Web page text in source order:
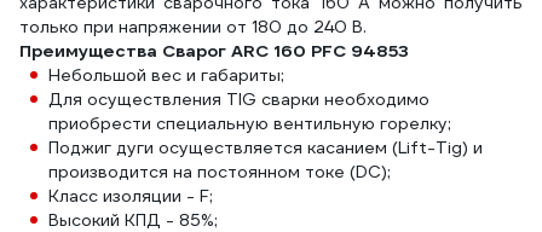
только при напряжении от 180 до 240 В.
Преимущества Сварог ARC 160 PFC 94853
Небольшой вес и габариты;
Для осуществления TIG сварки необходимо
приобрести специальную вентильную горелку;
Поджиг дуги осуществляется касанием (Lift-Tig) и
производится на постоянном токе (DC);
Класс изоляции - F;
Высокий КПД - 85%;